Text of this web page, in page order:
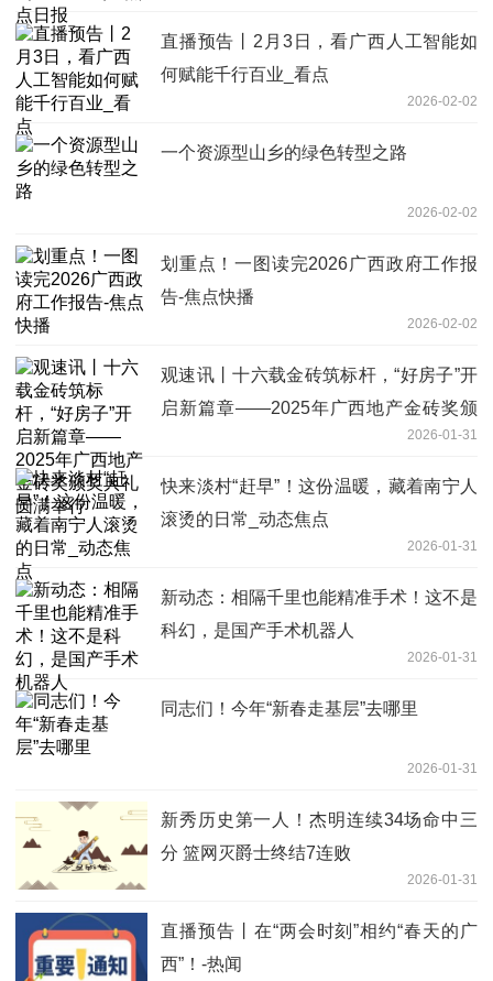
直播预告丨2月3日，看广西人工智能如
何赋能千行百业_看点
2026-02-02
一个资源型山乡的绿色转型之路
2026-02-02
划重点！一图读完2026广西政府工作报
告-焦点快播
2026-02-02
观速讯丨十六载金砖筑标杆，“好房子”开
启新篇章——2025年广西地产金砖奖颁
2026-01-31
快来淡村“赶早”！这份温暖，藏着南宁人
滚烫的日常_动态焦点
2026-01-31
新动态：相隔千里也能精准手术！这不是
科幻，是国产手术机器人
2026-01-31
同志们！今年“新春走基层”去哪里
2026-01-31
新秀历史第一人！杰明连续34场命中三
分 篮网灭爵士终结7连败
2026-01-31
直播预告丨在“两会时刻”相约“春天的广
西”！-热闻